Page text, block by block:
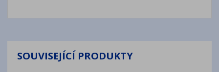
SOUVISEJÍCÍ PRODUKTY